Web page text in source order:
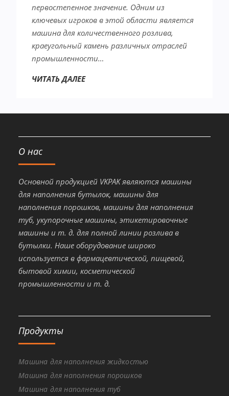
первостепенное значение. Одним из
ключевых игроков в этой области является
машина для количественного розлива,
краеугольный камень различных отраслей
промышленности…
ЧИТАТЬ ДАЛЕЕ
О нас
Основной продукцией VKPAK являются машины
для наполнения бутылок, машины для
наполнения порошков, машины для наполнения
туб, укупорочные машины, этикетировочные
машины и т. д. для полной линии розлива в
бутылки. Наше оборудование широко
используется в фармацевтической, пищевой,
бытовой химии, косметической
промышленности и т. д.
Продукты
Машина для наполнения жидкостью
Машина для наполнения порошков
Машина для наполнения туб